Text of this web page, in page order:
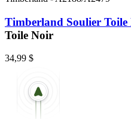
Timberland Soulier Toile
Toile Noir
34,99 $